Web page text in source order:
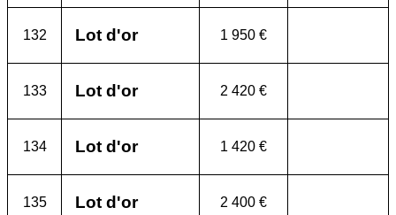
132 Lot d'or 1 950 €
133 Lot d'or 2 420 €
134 Lot d'or 1 420 €
135 Lot d'or 2 400 €